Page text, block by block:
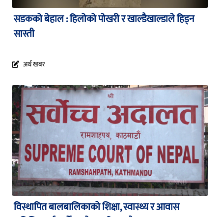
सडकको बेहाल : हिलोको पोखरी र खाल्डैखाल्डाले हिड्न
सास्ती
अर्थ खबर
विस्थापित बालबालिकाको शिक्षा, स्वास्थ्य र आवास